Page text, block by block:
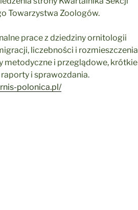
Towarzystwa Zoologów.
prace z dziedziny ornitologii
liczebności i rozmieszczenia
metodyczne i przeglądowe, krótkie
i sprawozdania.
polonica.pl/